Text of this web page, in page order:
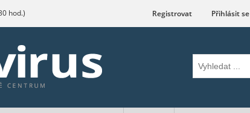
hod.) Registrovat Přihlásit se